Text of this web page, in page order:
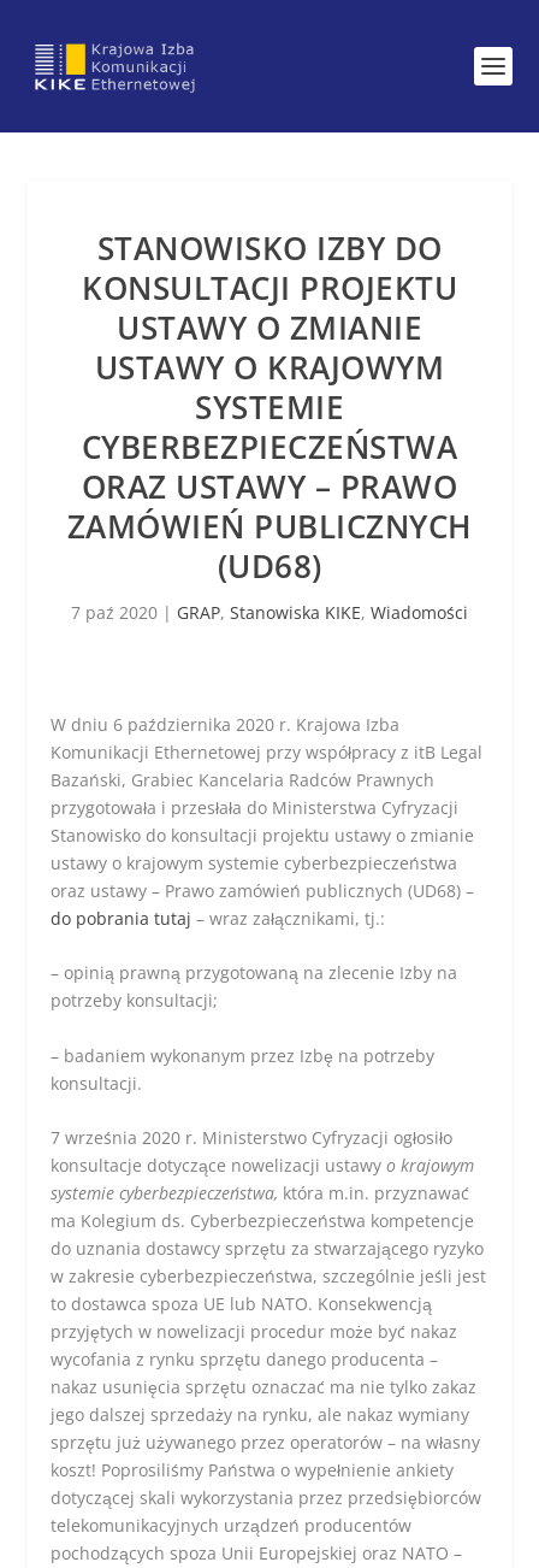
STANOWISKO IZBY DO
KONSULTACJI PROJEKTU
USTAWY O ZMIANIE
USTAWY O KRAJOWYM
SYSTEMIE
CYBERBEZPIECZEŃSTWA
ORAZ USTAWY – PRAWO
ZAMÓWIEŃ PUBLICZNYCH
(UD68)
7 paź 2020 | GRAP, Stanowiska KIKE, Wiadomości
W dniu 6 października 2020 r. Krajowa Izba
Komunikacji Ethernetowej przy współpracy z itB Legal
Bazański, Grabiec Kancelaria Radców Prawnych
przygotowała i przesłała do Ministerstwa Cyfryzacji
Stanowisko do konsultacji projektu ustawy o zmianie
ustawy o krajowym systemie cyberbezpieczeństwa
oraz ustawy – Prawo zamówień publicznych (UD68) –
do pobrania tutaj – wraz załącznikami, tj.:
– opinią prawną przygotowaną na zlecenie Izby na
potrzeby konsultacji;
– badaniem wykonanym przez Izbę na potrzeby
konsultacji.
7 września 2020 r. Ministerstwo Cyfryzacji ogłosiło
konsultacje dotyczące nowelizacji ustawyo krajowym
systemie cyberbezpieczeństwa, która m.in. przyznawać
ma Kolegium ds. Cyberbezpieczeństwa kompetencje
do uznania dostawcy sprzętu za stwarzającego ryzyko
w zakresie cyberbezpieczeństwa, szczególnie jeśli jest
to dostawca spoza UE lub NATO. Konsekwencją
przyjętych w nowelizacji procedur może być nakaz
wycofania z rynku sprzętu danego producenta –
nakaz usunięcia sprzętu oznaczać ma nie tylko zakaz
jego dalszej sprzedaży na rynku, ale nakaz wymiany
sprzętu już używanego przez operatorów – na własny
koszt! Poprosiliśmy Państwa o wypełnienie ankiety
dotyczącej skali wykorzystania przez przedsiębiorców
telekomunikacyjnych urządzeń producentów
pochodzących spoza Unii Europejskiej oraz NATO –